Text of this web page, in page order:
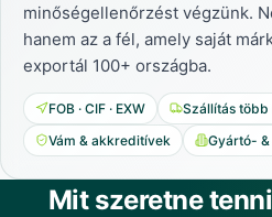
minőségellenőrzést végzünk.
hanem az a fél, amely saját
exportál 100+ országba.
FOB · CIF · EXW
Szállítás több
Vám & akkreditívek
Gyártó-
Mit szeretne